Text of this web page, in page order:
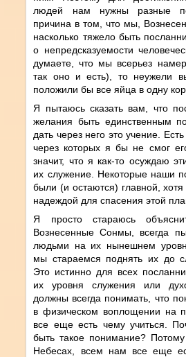
людей нам нужны разные
причина в том, что мы,
насколько тяжело быть
о непредсказуемости
думаете, что мы всерьез
так оно и есть), то неужели
положили бы все яйца в одну
Я пытаюсь сказать вам, что
желания быть единственным
дать через него это учение.
через которых я бы не смог
значит, что я как-то осуждаю
их служение. Некоторые наши
были (и остаются) главной, хотя
надеждой для спасения этой
Я просто стараюсь
Вознесенные Сонмы, всегда
людьми на их нынешнем
мы стараемся поднять их до
Это истинно для всех
их уровня служения или
должны всегда понимать, что
в физическом воплощении на
все еще есть чему учиться.
быть такое понимание?
Небесах, всем нам все еще